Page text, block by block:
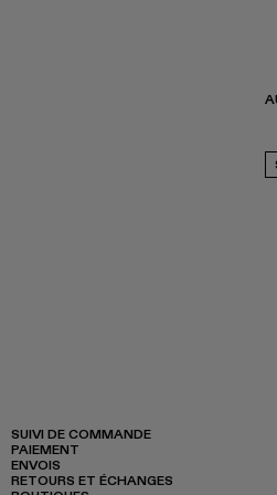
SUIVI DE COMMANDE
PAIEMENT
ENVOIS
RETOURS ET ÉCHANGES